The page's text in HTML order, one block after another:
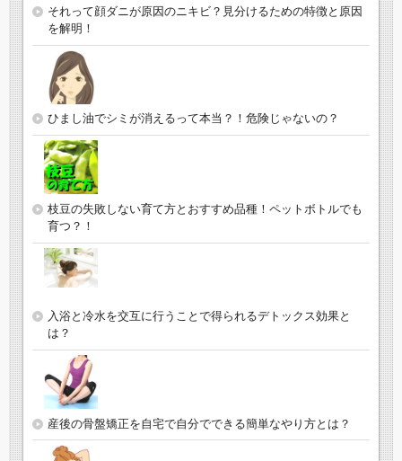
それって顔ダニが原因のニキビ？見分けるための特徴と原因
を解明！
ひまし油でシミが消えるって本当？！危険じゃないの？
枝豆の失敗しない育て方とおすすめ品種！ペットボトルでも
育つ？！
入浴と冷水を交互に行うことで得られるデトックス効果と
は？
産後の骨盤矯正を自宅で自分でできる簡単なやり方とは？